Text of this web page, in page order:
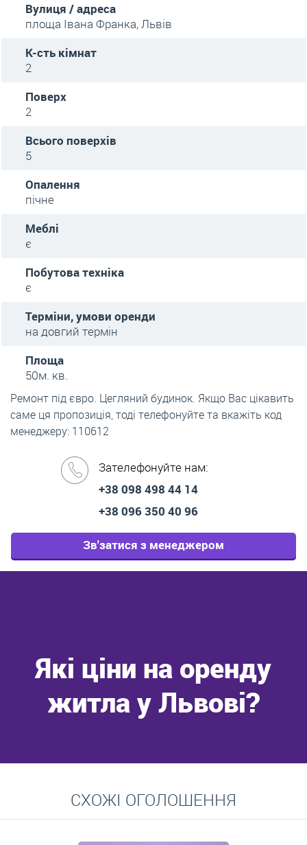
Вулиця / адреса
площа Івана Франка, Львів
К-сть кімнат
2
Поверх
2
Всього поверхів
5
Опалення
пічне
Меблі
є
Побутова техніка
є
Терміни, умови оренди
на довгий термін
Площа
50м. кв.
Ремонт під євро. Цегляний будинок. Якщо Вас цікавить
саме ця пропозиція, тоді телефонуйте та вкажіть код
менеджеру: 110612
Зателефонуйте нам:
+38 098 498 44 14
+38 096 350 40 96
Зв'затися з менеджером
Які ціни на оренду
житла у Львові?
Середні ціни на довготривалу оренду квартир, особняків,
кімнат
СХОЖІ ОГОЛОШЕННЯ